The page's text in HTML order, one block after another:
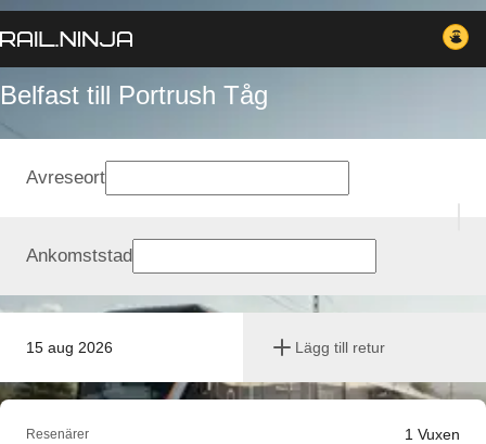
Belfast till Portrush Tåg
15 aug 2026 Lägg till retur
Avreseort
Ankomststad
Resenärer 1 Vuxen